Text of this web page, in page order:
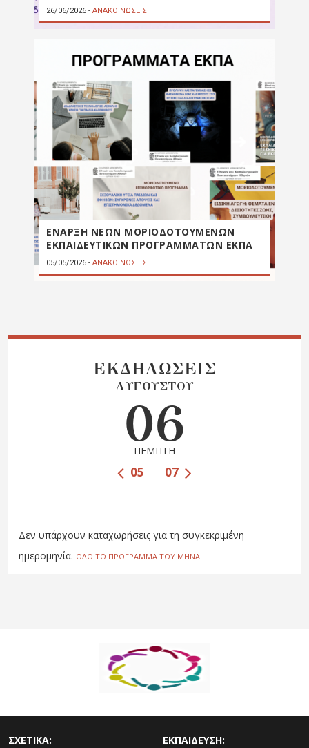
26/06/2026 - ΑΝΑΚΟΙΝΩΣΕΙΣ
ΕΝΑΡΞΗ ΝΕΩΝ ΜΟΡΙΟΔΟΤΟΥΜΕΝΩΝ
ΕΚΠΑΙΔΕΥΤΙΚΩΝ ΠΡΟΓΡΑΜΜΑΤΩΝ ΕΚΠΑ
05/05/2026 - ΑΝΑΚΟΙΝΩΣΕΙΣ
ΕΚΔΗΛΩΣΕΙΣ
ΑΥΓΟΥΣΤΟΥ
06
ΠΕΜΠΤΗ
07
05
Δεν υπάρχουν καταχωρήσεις για τη συγκεκριμένη
ημερομηνία. ΟΛΟ ΤΟ ΠΡΟΓΡΑΜΜΑ ΤΟΥ ΜΗΝΑ
ΣΧΕΤΙΚΑ: ΕΚΠΑΙΔΕΥΣΗ: